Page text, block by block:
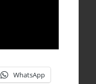
WhatsApp